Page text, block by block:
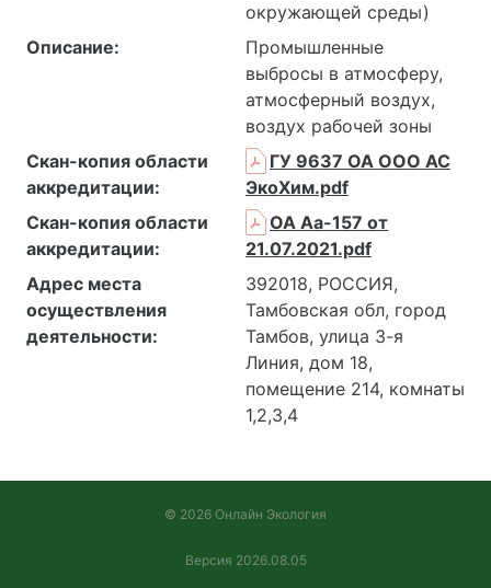
окружающей среды)
Описание:
Промышленные
выбросы в атмосферу,
атмосферный воздух,
воздух рабочей зоны
Скан-копия области
аккредитации:
ГУ 9637 ОА ООО АС
ЭкоХим.pdf
Скан-копия области
аккредитации:
ОА Аа-157 от
21.07.2021.pdf
Адрес места
осуществления
деятельности:
392018, РОССИЯ,
Тамбовская обл, город
Тамбов, улица 3-я
Линия, дом 18,
помещение 214, комнаты
1,2,3,4
© 2026 Онлайн Экология
Версия 2026.08.05